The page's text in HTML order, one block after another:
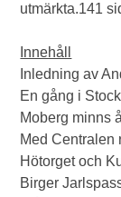
utmärkta.141
Innehåll
Inledning av
En gång i
Moberg minns
Med Centralen
Hötorget och
Birger